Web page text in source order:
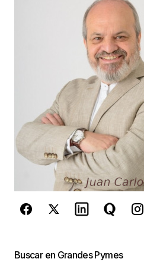
*
Guarda mi nombre,
este navegador para la
comente.
Este sitio esta
reCAPTCHA y la
privacidad y los
de Googlese
Buscar en Grandes Pymes